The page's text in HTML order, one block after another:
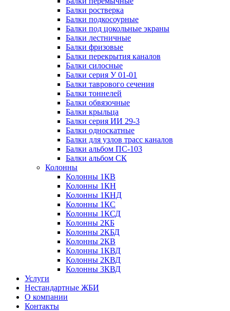
Балки ростверка
Балки подкосоурные
Балки под цокольные экраны
Балки лестничные
Балки фризовые
Балки перекрытия каналов
Балки силосные
Балки серия У 01-01
Балки таврового сечения
Балки тоннелей
Балки обвязочные
Балки крыльца
Балки серия ИИ 29-3
Балки односкатные
Балки для узлов трасс каналов
Балки альбом ПС-103
Балки альбом СК
Колонны
Колонны 1КВ
Колонны 1КН
Колонны 1КНД
Колонны 1КС
Колонны 1КСД
Колонны 2КБ
Колонны 2КБД
Колонны 2КВ
Колонны 1КВД
Колонны 2КВД
Колонны 3КВД
Услуги
Нестандартные ЖБИ
О компании
Контакты